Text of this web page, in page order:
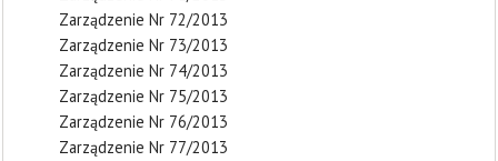
Zarządzenie Nr 72/2013
Zarządzenie Nr 73/2013
Zarządzenie Nr 74/2013
Zarządzenie Nr 75/2013
Zarządzenie Nr 76/2013
Zarządzenie Nr 77/2013